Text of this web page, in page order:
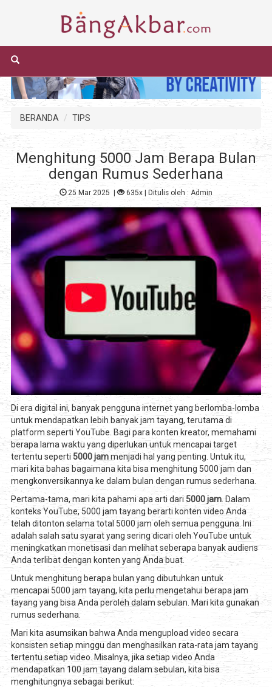
BERANDA TIPS
Menghitung 5000 Jam Berapa Bulan
dengan Rumus Sederhana
25 Mar 2025 | 635x | Ditulis oleh :Admin
Di era digital ini, banyak pengguna internet yang berlomba-lomba
untuk mendapatkan lebih banyak jam tayang, terutama di
platform seperti YouTube. Bagi para konten kreator, memahami
berapa lama waktu yang diperlukan untuk mencapai target
tertentu seperti 5000 jammenjadi hal yang penting. Untuk itu,
mari kita bahas bagaimana kita bisa menghitung 5000 jam dan
mengkonversikannya ke dalam bulan dengan rumus sederhana.
Pertama-tama, mari kita pahami apa arti dari 5000 jam. Dalam
konteks YouTube, 5000 jam tayang berarti konten video Anda
telah ditonton selama total 5000 jam oleh semua pengguna. Ini
adalah salah satu syarat yang sering dicari oleh YouTube untuk
meningkatkan monetisasi dan melihat seberapa banyak audiens
Anda terlibat dengan konten yang Anda buat.
Untuk menghitung berapa bulan yang dibutuhkan untuk
mencapai 5000 jam tayang, kita perlu mengetahui berapa jam
tayang yang bisa Anda peroleh dalam sebulan. Mari kita gunakan
rumus sederhana.
Mari kita asumsikan bahwa Anda mengupload video secara
konsisten setiap minggu dan menghasilkan rata-rata jam tayang
tertentu setiap video. Misalnya, jika setiap video Anda
mendapatkan 100 jam tayang dalam sebulan, kita bisa
menghitungnya sebagai berikut: